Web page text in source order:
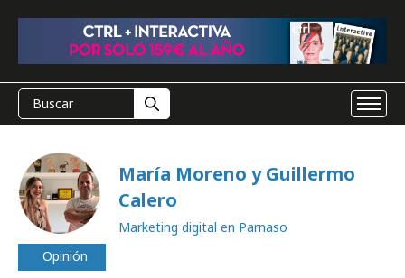
María Moreno y Guillermo
Calero
Marketing digital en Parnaso
Opinión